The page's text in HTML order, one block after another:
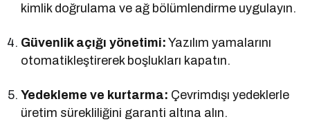
kimlik doğrulama ve ağ bölümlendirme uygulayın.
Güvenlik açığı yönetimi: Yazılım yamalarını
otomatikleştirerek boşlukları kapatın.
Yedekleme ve kurtarma: Çevrimdışı yedeklerle
üretim sürekliliğini garanti altına alın.